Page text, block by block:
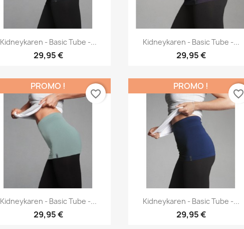
Aperçu rapide
Kidneykaren - Basic Tube -...
29,95 €
Aperçu rapide
Kidneykaren - Basic Tube -...
29,95 €
Aperçu rapide
Kidneykaren - Basic Tube -...
29,95 €
PROMO !
favorite_border
Aperçu rapide
Kidneykaren - Basic Tube -...
29,95 €
PROMO !
favorite_border